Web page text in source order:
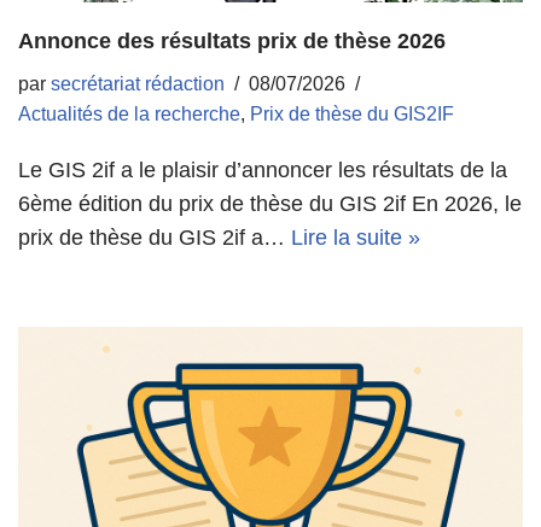
Annonce des résultats prix de thèse 2026
par secrétariat rédaction
08/07/2026
Actualités de la recherche, Prix de thèse du GIS2IF
Le GIS 2if a le plaisir d’annoncer les résultats de la
6ème édition du prix de thèse du GIS 2if En 2026, le
prix de thèse du GIS 2if a… Lire la suite »